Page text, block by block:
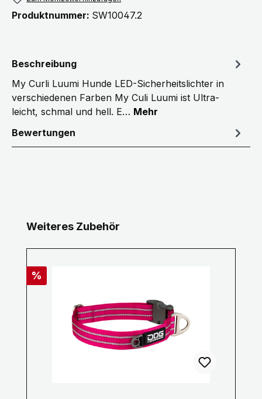
Produktnummer: SW10047.2
Beschreibung
My Curli Luumi Hunde LED-Sicherheitslichter in
verschiedenen Farben My Culi Luumi ist Ultra-
leicht, schmal und hell. E… Mehr
Bewertungen
Produktgalerie überspringen
Weiteres Zubehör
Rabatt
%